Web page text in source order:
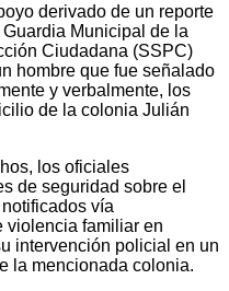
derivado de un reporte
Municipal de la
Ciudadana (SSPC)
hombre que fue señalado
y verbalmente, los
de la colonia Julián
los oficiales
de seguridad sobre el
vía
violencia familiar en
intervención policial en un
la mencionada colonia.